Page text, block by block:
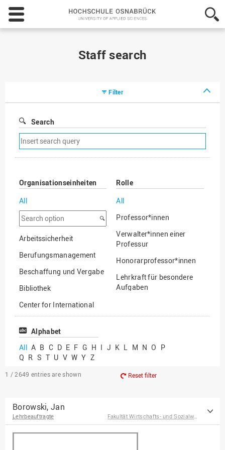
Hochschule
Osnabrück
-
Staff search
Filter
Search
Remove
search
filter
Organisationseinheiten
All
Search
option
Arbeitssicherheit
Berufungsmanagement
Beschaffung und Vergabe
Bibliothek
Center for International
Mobility
Center for International
Chancengerechtigkeit
eLearning Competence
EU-Büro
Fakultät
Agrarwissenschaften und
Rolle
All
Professor*innen
Verwalter*innen einer
Professur
Honorarprofessor*innen
Lehrkraft für besondere
Aufgaben
Professor*innen im
Alphabet
All A B C D E F G H I J K L M N O P
Q R S T U V W Y Z
1 / 2649 entries are shown Reset filter
Borowski, Jan
Lehrbeauftragte